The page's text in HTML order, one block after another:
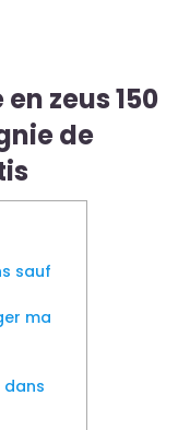
zeus 150
de
sauf
ma
dans